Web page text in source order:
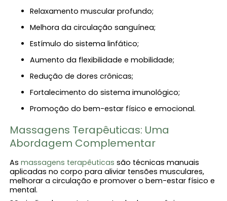
Relaxamento muscular profundo;
Melhora da circulação sanguínea;
Estímulo do sistema linfático;
Aumento da flexibilidade e mobilidade;
Redução de dores crônicas;
Fortalecimento do sistema imunológico;
Promoção do bem-estar físico e emocional.
Massagens Terapêuticas: Uma
Abordagem Complementar
Asmassagens terapêuticas são técnicas manuais
aplicadas no corpo para aliviar tensões musculares,
melhorar a circulação e promover o bem-estar físico e
mental.